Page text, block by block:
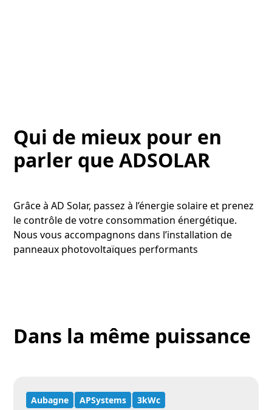
Qui de mieux pour en
parler que ADSOLAR
Grâce à AD Solar, passez à l’énergie solaire et prenez
le contrôle de votre consommation énergétique.
Nous vous accompagnons dans l’installation de
panneaux photovoltaïques performants
Dans la même puissance
Aubagne APSystems 3kWc